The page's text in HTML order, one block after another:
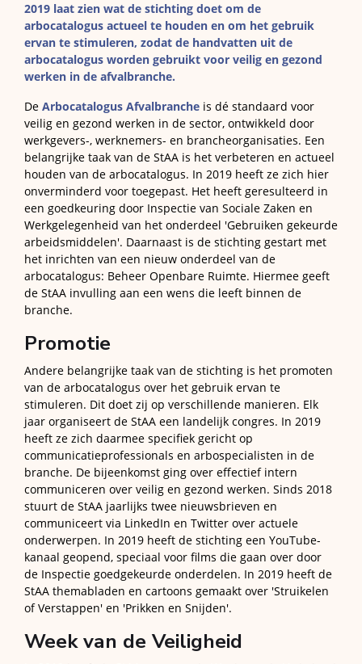
2019 laat zien wat de stichting doet om de
arbocatalogus actueel te houden en om het gebruik
ervan te stimuleren, zodat de handvatten uit de
arbocatalogus worden gebruikt voor veilig en gezond
werken in de afvalbranche.
De Arbocatalogus Afvalbranche is dé standaard voor
veilig en gezond werken in de sector, ontwikkeld door
werkgevers-, werknemers- en brancheorganisaties. Een
belangrijke taak van de StAA is het verbeteren en actueel
houden van de arbocatalogus. In 2019 heeft ze zich hier
onverminderd voor toegepast. Het heeft geresulteerd in
een goedkeuring door Inspectie van Sociale Zaken en
Werkgelegenheid van het onderdeel 'Gebruiken gekeurde
arbeidsmiddelen'. Daarnaast is de stichting gestart met
het inrichten van een nieuw onderdeel van de
arbocatalogus: Beheer Openbare Ruimte. Hiermee geeft
de StAA invulling aan een wens die leeft binnen de
branche.
Promotie
Andere belangrijke taak van de stichting is het promoten
van de arbocatalogus over het gebruik ervan te
stimuleren. Dit doet zij op verschillende manieren. Elk
jaar organiseert de StAA een landelijk congres. In 2019
heeft ze zich daarmee specifiek gericht op
communicatieprofessionals en arbospecialisten in de
branche. De bijeenkomst ging over effectief intern
communiceren over veilig en gezond werken. Sinds 2018
stuurt de StAA jaarlijks twee nieuwsbrieven en
communiceert via LinkedIn en Twitter over actuele
onderwerpen. In 2019 heeft de stichting een YouTube-
kanaal geopend, speciaal voor films die gaan over door
de Inspectie goedgekeurde onderdelen. In 2019 heeft de
StAA themabladen en cartoons gemaakt over 'Struikelen
of Verstappen' en 'Prikken en Snijden'.
Week van de Veiligheid